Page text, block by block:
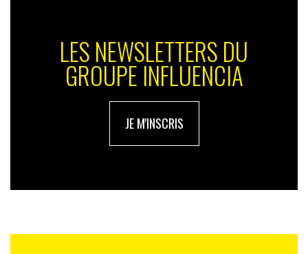
LES NEWSLETTERS DU
GROUPE INFLUENCIA
JE M'INSCRIS